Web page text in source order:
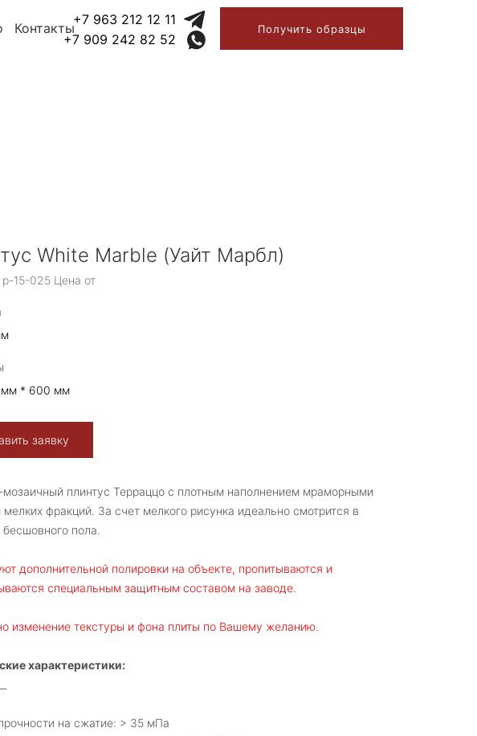
Контакты
+7 963 212 12 11
+7 909 242 82 52
Получить образцы
White Marble (Уайт Марбл)
p-15-025 Цена от
мм * 600 мм
заявку
мозаичный плинтус Терраццо с плотным наполнением мраморными
фракций. За счет мелкого рисунка идеально смотрится в
пола.
дополнительной полировки на объекте, пропитываются и
специальным защитным составом на заводе.
изменение текстуры и фона плиты по Вашему желанию.
характеристики:
на сжатие: > 35 мПа